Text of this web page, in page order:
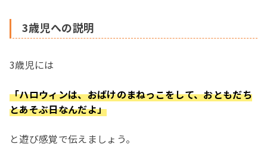
3歳児への説明
3歳児には
「ハロウィンは、おばけのまねっこをして、おともだち
とあそぶ日なんだよ」
と遊び感覚で伝えましょう。